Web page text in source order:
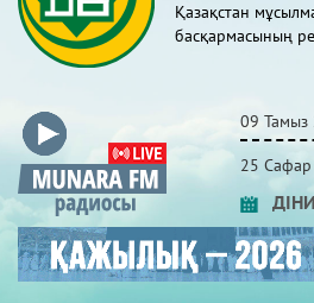
Қазақстан
басқармасының
09 Тамыз
25
ДІНИ